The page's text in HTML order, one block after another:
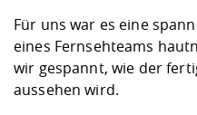
Für uns war es eine
eines Fernsehteams
wir gespannt, wie der
aussehen wird.